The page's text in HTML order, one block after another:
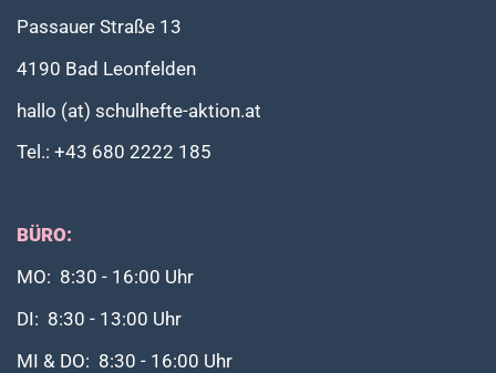
Passauer Straße 13
4190 Bad Leonfelden
hallo (at) schulhefte-aktion.at
Tel.: +43 680 2222 185
BÜRO:
MO: 8:30 - 16:00 Uhr
DI: 8:30 - 13:00 Uhr
MI & DO: 8:30 - 16:00 Uhr